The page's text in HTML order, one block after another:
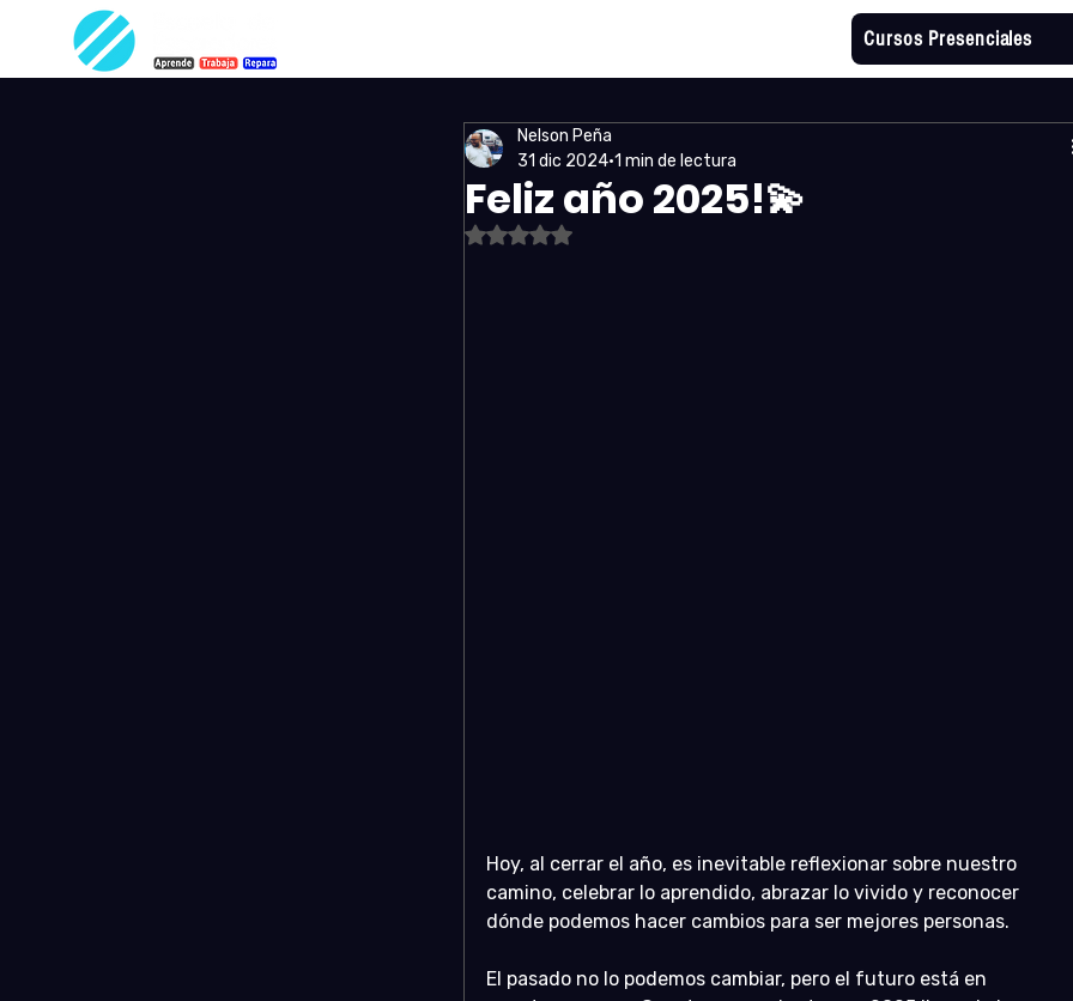
Cursos Presenciales
Feliz año 2025!💫
Nelson Peña
31 dic 2024 1 min de lectura
Obtuvo NaN de 5 estrellas.
Hoy, al cerrar el año, es inevitable reflexionar sobre nuestro
camino, celebrar lo aprendido, abrazar lo vivido y reconocer
dónde podemos hacer cambios para ser mejores personas.
El pasado no lo podemos cambiar, pero el futuro está en